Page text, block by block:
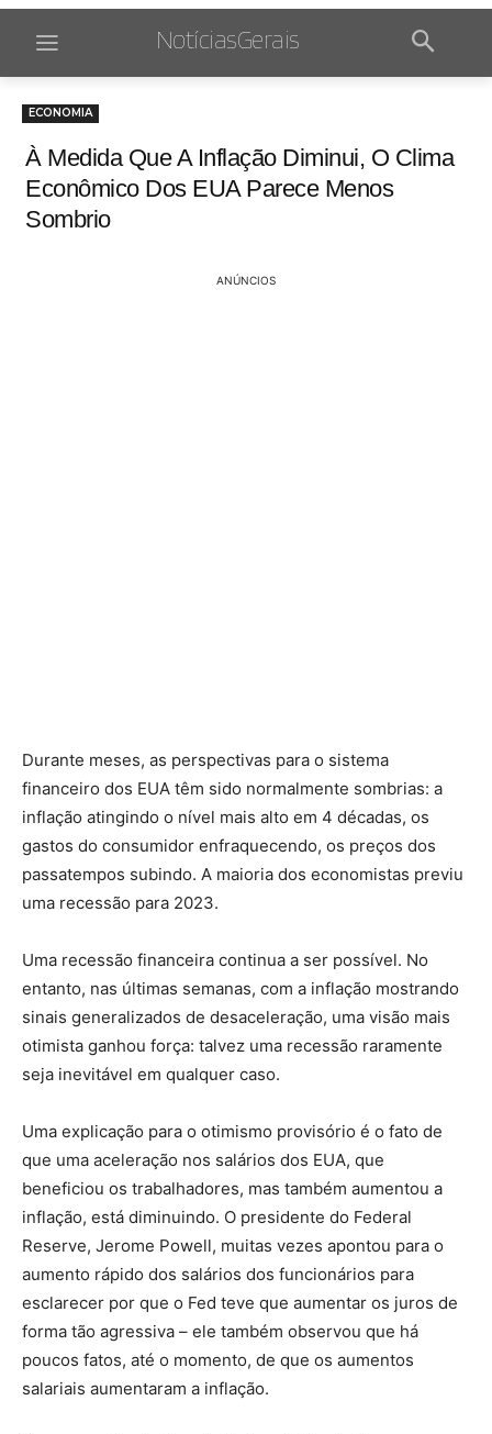
NotíciasGerais
ECONOMIA
À Medida Que A Inflação Diminui, O Clima
Econômico Dos EUA Parece Menos
Sombrio
ANÚNCIOS
Durante meses, as perspectivas para o sistema
financeiro dos EUA têm sido normalmente sombrias: a
inflação atingindo o nível mais alto em 4 décadas, os
gastos do consumidor enfraquecendo, os preços dos
passatempos subindo. A maioria dos economistas previu
uma recessão para 2023.
Uma recessão financeira continua a ser possível. No
entanto, nas últimas semanas, com a inflação mostrando
sinais generalizados de desaceleração, uma visão mais
otimista ganhou força: talvez uma recessão raramente
seja inevitável em qualquer caso.
Uma explicação para o otimismo provisório é o fato de
que uma aceleração nos salários dos EUA, que
beneficiou os trabalhadores, mas também aumentou a
inflação, está diminuindo. O presidente do Federal
Reserve, Jerome Powell, muitas vezes apontou para o
aumento rápido dos salários dos funcionários para
esclarecer por que o Fed teve que aumentar os juros de
forma tão agressiva – ele também observou que há
poucos fatos, até o momento, de que os aumentos
salariais aumentaram a inflação.